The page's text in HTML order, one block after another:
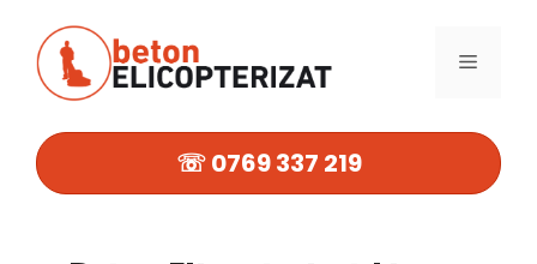
conținut
MENIU
☏ 0769 337 219